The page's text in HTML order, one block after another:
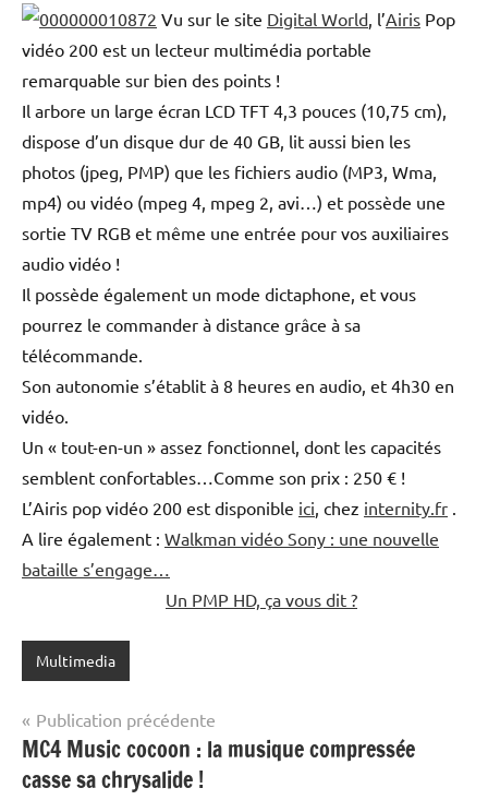
Vu sur le site Digital World , l’Airis Pop
vidéo 200 est un lecteur multimédia portable
remarquable sur bien des points !
Il arbore un large écran LCD TFT 4,3 pouces (10,75 cm),
dispose d’un disque dur de 40 GB, lit aussi bien les
photos (jpeg, PMP) que les fichiers audio (MP3, Wma,
mp4) ou vidéo (mpeg 4, mpeg 2, avi…) et possède une
sortie TV RGB et même une entrée pour vos auxiliaires
audio vidéo !
Il possède également un mode dictaphone, et vous
pourrez le commander à distance grâce à sa
télécommande.
Son autonomie s’établit à 8 heures en audio, et 4h30 en
vidéo.
Un « tout-en-un » assez fonctionnel, dont les capacités
semblent confortables…Comme son prix : 250 € !
L’Airis pop vidéo 200 est disponible ici , chez internity.fr
A lire également : Walkman vidéo Sony : une nouvelle
bataille s’engage…
Un PMP HD, ça vous dit ?
Multimedia
Navigation
de
l’article
Publication précédente
MC4 Music cocoon : la musique compressée
casse sa chrysalide !